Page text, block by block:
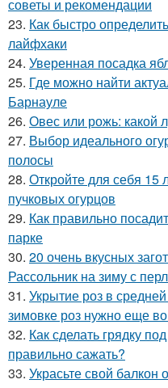
советы и рекомендации
23. Как быстро
лайфхаки
24. Уверенная посадка
25. Где можно найти
Барнауле
26. Овес или рожь: какой
27. Выбор идеального
полосы
28. Откройте для себя 15
пучковых огурцов
29. Как правильно
парке
30. 20 очень вкусных
Рассольник на зиму с
31. Укрытие роз в
зимовке роз нужно еще
32. Как сделать грядку
правильно сажать?
33. Украсьте свой балкон